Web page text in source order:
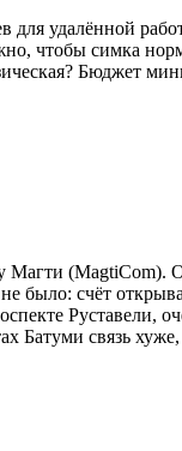
для удалённой
чтобы симка
Бюджет
было: счёт
Руставели,
Батуми связь